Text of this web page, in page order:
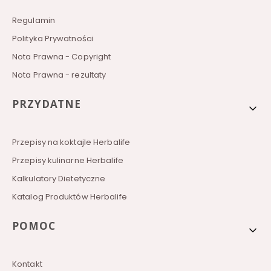
Regulamin
Polityka Prywatności
Nota Prawna - Copyright
Nota Prawna - rezultaty
PRZYDATNE
Przepisy na koktajle Herbalife
Przepisy kulinarne Herbalife
Kalkulatory Dietetyczne
Katalog Produktów Herbalife
POMOC
Kontakt